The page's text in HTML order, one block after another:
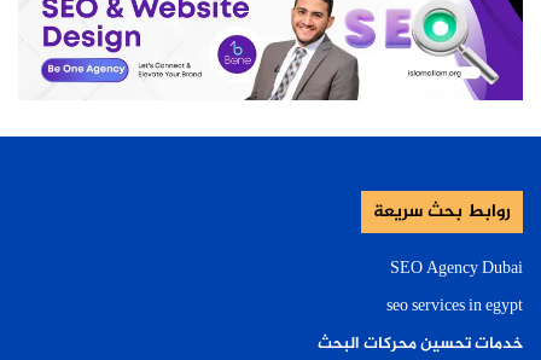
روابط بحث سريعة
SEO Agency Dubai
seo services in egypt
خدمات تحسين محركات البحث